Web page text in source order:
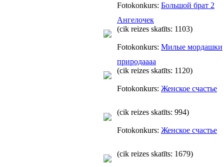
Fotokonkurs: Большой брат 2
Ангелочек
(cik reizes skatīts: 1103)
Fotokonkurs: Милые мордашки
природаааа
(cik reizes skatīts: 1120)
Fotokonkurs: Женское счастье
(cik reizes skatīts: 994)
Fotokonkurs: Женское счастье
(cik reizes skatīts: 1679)